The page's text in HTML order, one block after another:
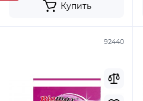
Купить
92440